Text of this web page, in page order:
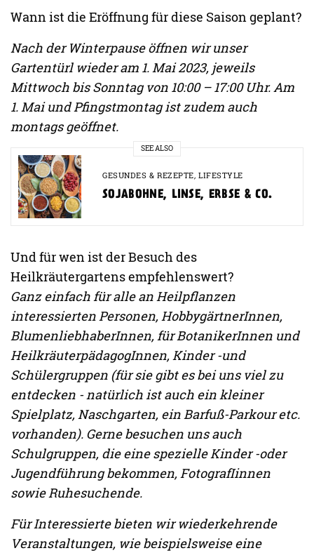
Wann ist die Eröffnung für diese Saison geplant?
Nach der Winterpause öffnen wir unser
Gartentürl wieder am 1. Mai 2023, jeweils
Mittwoch bis Sonntag von 10:00 – 17:00 Uhr. Am
1. Mai und Pfingstmontag ist zudem auch
montags geöffnet.
SEE ALSO
GESUNDES & REZEPTE,LIFESTYLE
SOJABOHNE, LINSE, ERBSE & CO.
Und für wen ist der Besuch des
Heilkräutergartens empfehlenswert?
Ganz einfach für alle an Heilpflanzen
interessierten Personen, HobbygärtnerInnen,
BlumenliebhaberInnen, für BotanikerInnen und
HeilkräuterpädagogInnen, Kinder -und
Schülergruppen (für sie gibt es bei uns viel zu
entdecken - natürlich ist auch ein kleiner
Spielplatz, Naschgarten, ein Barfuß-Parkour etc.
vorhanden). Gerne besuchen uns auch
Schulgruppen, die eine spezielle Kinder -oder
Jugendführung bekommen, FotografIinnen
sowie Ruhesuchende.
Für Interessierte bieten wir wiederkehrende
Veranstaltungen, wie beispielsweise eine